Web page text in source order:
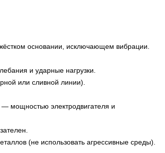
основании, исключающем вибрации.
и ударные нагрузки.
или сливной линии).
мощностью электродвигателя и
(не использовать агрессивные среды).